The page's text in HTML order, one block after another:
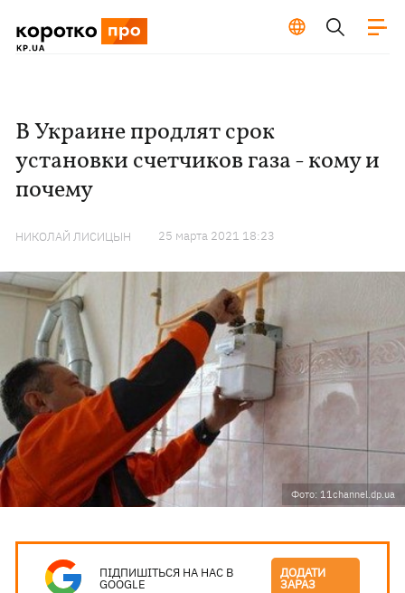
В Украине продлят срок
установки счетчиков газа - кому и
почему
НИКОЛАЙ ЛИСИЦЫН 25 марта 2021 18:23
Фото: 11channel.dp.ua
ПІДПИШІТЬСЯ НА НАС В
GOOGLE
ДОДАТИ
ЗАРАЗ